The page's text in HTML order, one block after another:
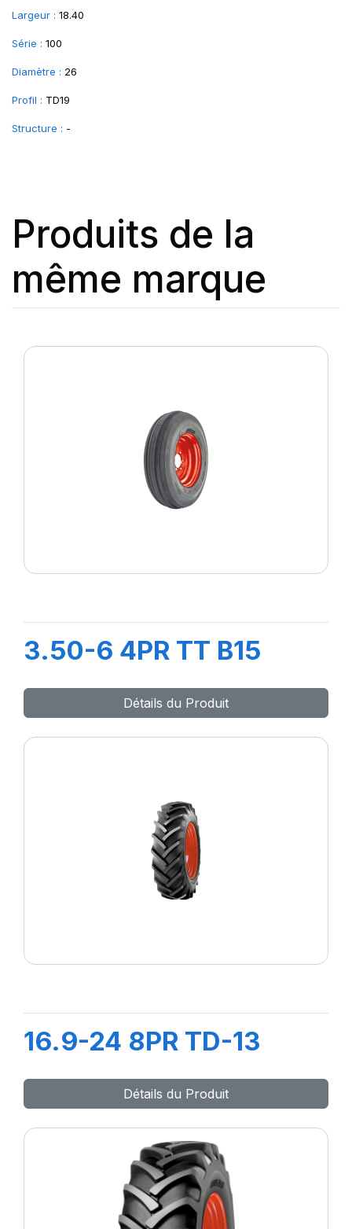
Largeur : 18.40
Série : 100
Diamètre : 26
Profil : TD19
Structure : -
Produits de la
même marque
3.50-6 4PR TT B15
Détails du Produit
16.9-24 8PR TD-13
Détails du Produit